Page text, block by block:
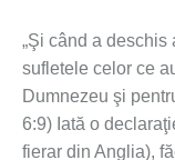
„Şi când a
sufletele celor ce
Dumnezeu şi
6:9) Iată o
fierar din Anglia),